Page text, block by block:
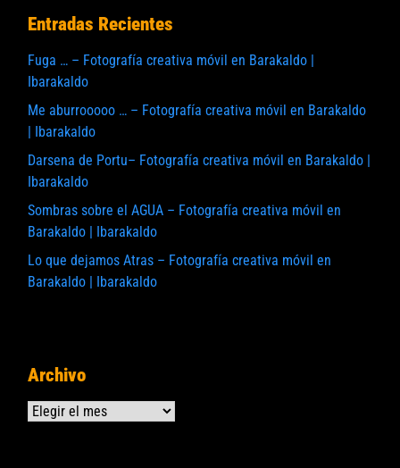
Entradas Recientes
Fuga … – Fotografía creativa móvil en Barakaldo |
Ibarakaldo
Me aburrooooo … – Fotografía creativa móvil en Barakaldo
| Ibarakaldo
Darsena de Portu– Fotografía creativa móvil en Barakaldo |
Ibarakaldo
Sombras sobre el AGUA – Fotografía creativa móvil en
Barakaldo | Ibarakaldo
Lo que dejamos Atras – Fotografía creativa móvil en
Barakaldo | Ibarakaldo
Archivo
Archivos